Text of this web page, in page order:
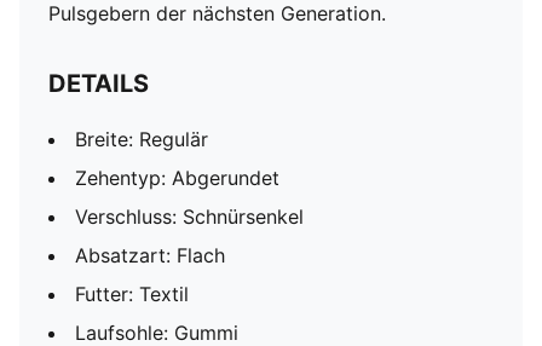
Pulsgebern der nächsten Generation.
DETAILS
Breite: Regulär
Zehentyp: Abgerundet
Verschluss: Schnürsenkel
Absatzart: Flach
Futter: Textil
Laufsohle: Gummi